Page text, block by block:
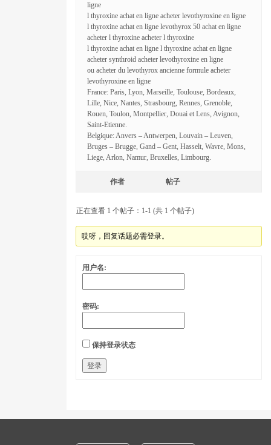
ligne
l thyroxine achat en ligne acheter levothyroxine en ligne
l thyroxine achat en ligne levothyrox 50 achat en ligne
acheter l thyroxine acheter l thyroxine
l thyroxine achat en ligne l thyroxine achat en ligne
acheter synthroid acheter levothyroxine en ligne
ou acheter du levothyrox ancienne formule acheter
levothyroxine en ligne
France: Paris, Lyon, Marseille, Toulouse, Bordeaux,
Lille, Nice, Nantes, Strasbourg, Rennes, Grenoble,
Rouen, Toulon, Montpellier, Douai et Lens, Avignon,
Saint-Etienne.
Belgique: Anvers – Antwerpen, Louvain – Leuven,
Bruges – Brugge, Gand – Gent, Hasselt, Wavre, Mons,
Liege, Arlon, Namur, Bruxelles, Limbourg.
作者 帖子
正在查看 1 个帖子：1-1 (共 1 个帖子)
哎呀，回复话题必需登录。
用户名:
密码:
保持登录状态
登录